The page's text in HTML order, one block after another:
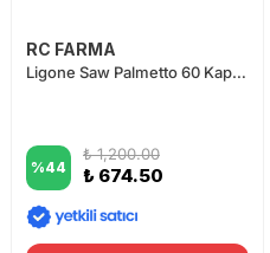
RC FARMA
Ligone Saw Palmetto 60 Kapsül
%44
₺ 1,200.00
₺ 674.50